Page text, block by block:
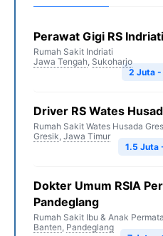
Perawat Gigi RS Indriati
Rumah Sakit Indriati
Jawa Tengah, Sukoharjo
2 Juta
Driver RS Wates
Rumah Sakit Wates Husada
Gresik, Jawa Timur
1.5 Juta
Dokter Umum RSIA
Pandeglang
Rumah Sakit Ibu & Anak
Banten, Pandeglang